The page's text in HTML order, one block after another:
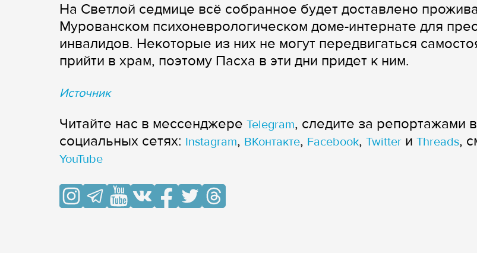
На Светлой седмице всё собранное будет доставлено
Мурованском психоневрологическом доме-интернате для
инвалидов. Некоторые из них не могут передвигаться
прийти в храм, поэтому Пасха в эти дни придет к ним.
Источник
Читайте нас в мессенджере Telegram, следите за репортажами в
cоциальных сетях: Instagram, ВКонтакте, Facebook, Twitter и Threads,
YouTube